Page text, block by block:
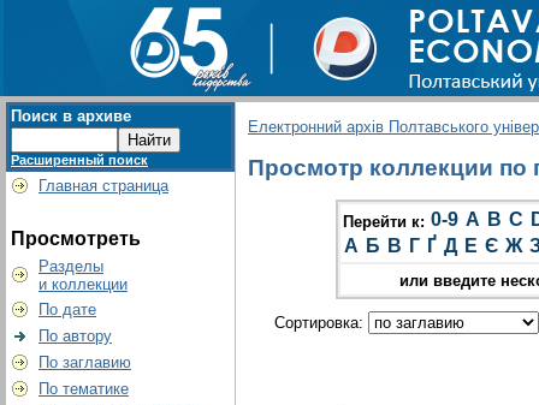
Поиск в архиве
Расширенный поиск
Главная страница
Просмотреть
Разделы
и коллекции
По дате
По автору
По заглавию
По тематике
Електронний архів Полтавського
Просмотр коллекции по
Перейти к: 0-9 A B C
А Б В Г Ґ Д Е Є Ж
или введите
Сортировка: